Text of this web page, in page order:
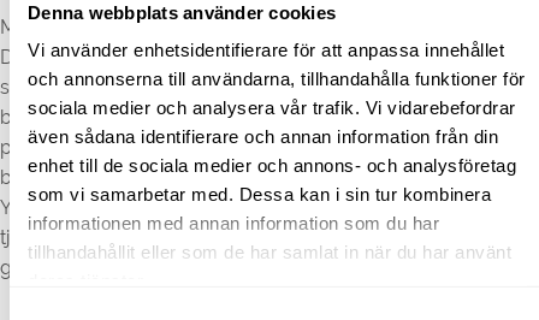
Denna webbplats använder cookies
Vi använder enhetsidentifierare för att anpassa innehållet
och annonserna till användarna, tillhandahålla funktioner för
sociala medier och analysera vår trafik. Vi vidarebefordrar
även sådana identifierare och annan information från din
enhet till de sociala medier och annons- och analysföretag
som vi samarbetar med. Dessa kan i sin tur kombinera
informationen med annan information som du har
tillhandahållit eller som de har samlat in när du har använt
Mätningar visar att SoundSeal-konstruktionen med
Decibel 3 ger mycket stora förbättringar av
stegljudsnivån. I exempel från både homogena
betongbjälklag och HD/F-konstruktioner har reduktioner
på över 20 dB uppnåtts, med vissa resultat nära 30 dB
beroende på utgångsläge.
Ytterligare förbättring kan uppnås genom att öka
tjockleken på avjämningsmassan, där en ökad massa
generellt ger en successiv förbättring upp till en viss nivå.